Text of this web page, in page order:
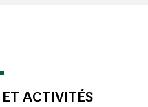
ACTIVITÉS